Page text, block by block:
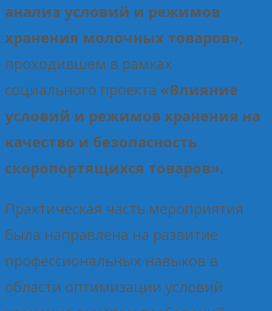
анализ условий и режимов
хранения молочных товаров»,
проходившем в рамках
социального проекта «Влияние
условий и режимов хранения на
качество и безопасность
скоропортящихся товаров».
Практическая часть мероприятия
была направлена на развитие
профессиональных навыков в
области оптимизации условий